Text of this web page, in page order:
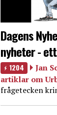
Dagens
nyheter -
1204
Jan
artiklar om
frågetecken